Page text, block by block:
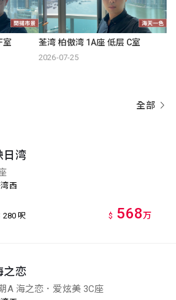
室 荃湾 柏傲湾 1A座 低层 C室
2026-07-25
全部
日湾
西
280 呎 $ 568万
之恋
A 海之恋．爱炫美 3C座